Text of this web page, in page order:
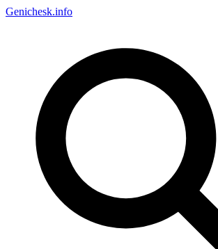
Genichesk.info